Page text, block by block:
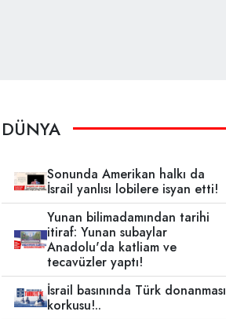
DÜNYA
Sonunda Amerikan halkı da
İsrail yanlısı lobilere isyan etti!
Yunan bilimadamından tarihi
itiraf: Yunan subaylar
Anadolu'da katliam ve
tecavüzler yaptı!
İsrail basınında Türk donanması
korkusu!..